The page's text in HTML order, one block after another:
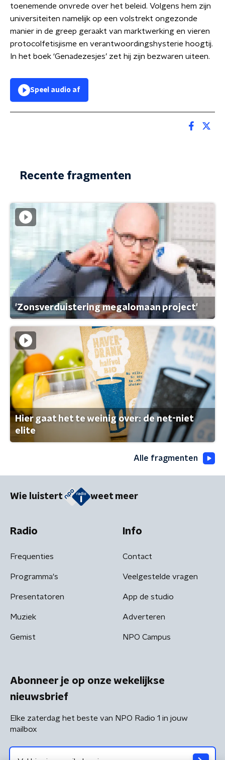
toenemende onvrede over het beleid. Volgens hem zijn
universiteiten namelijk op een volstrekt ongezonde
manier in de greep geraakt van marktwerking en vieren
protocolfetisjisme en verantwoordingshysterie hoogtij.
In het boek ‘Genadezesjes’ zet hij zijn bezwaren uiteen.
Speel audio af
Recente fragmenten
'Zonsverduistering megalomaan project'
Hier gaat het te weinig over: de net-niet
elite
Alle fragmenten
Wie luistert weet meer
Radio
Frequenties
Programma's
Presentatoren
Muziek
Gemist
Info
Contact
Veelgestelde vragen
App de studio
Adverteren
NPO Campus
Abonneer je op onze wekelijkse
nieuwsbrief
Elke zaterdag het beste van NPO Radio 1 in jouw
mailbox